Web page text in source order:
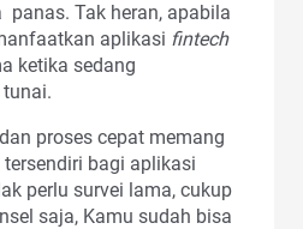
Tak heran, apabila
aplikasi fintech
ketika sedang
proses cepat memang
bagi aplikasi
perlu survei lama, cukup
saja, Kamu sudah bisa